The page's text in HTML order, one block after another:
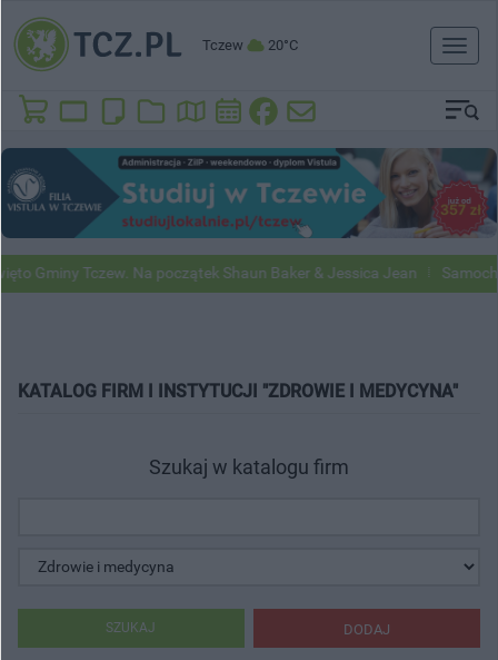
Tczew 20°C
Toggle
Tczew. Na początek Shaun Baker & Jessica Jean Samochody
KATALOG FIRM I INSTYTUCJI "ZDROWIE I MEDYCYNA"
Szukaj w katalogu firm
DODAJ
SZUKAJ